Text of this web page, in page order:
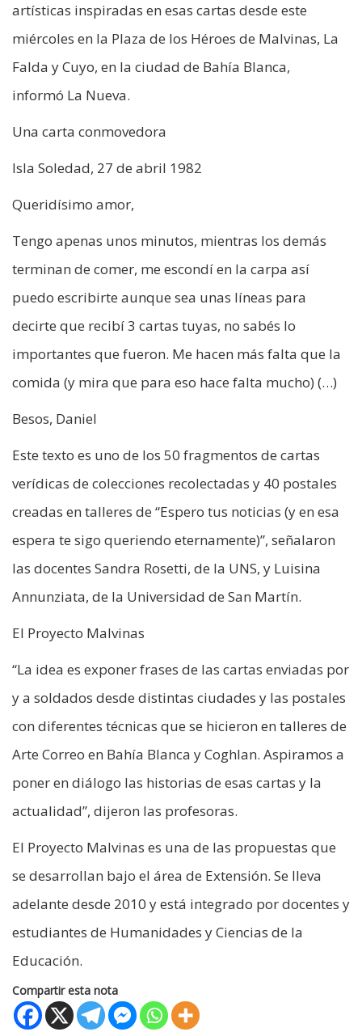
artísticas inspiradas en esas cartas desde este
miércoles en la Plaza de los Héroes de Malvinas, La
Falda y Cuyo, en la ciudad de Bahía Blanca,
informó La Nueva.
Una carta conmovedora
Isla Soledad, 27 de abril 1982
Queridísimo amor,
Tengo apenas unos minutos, mientras los demás
terminan de comer, me escondí en la carpa así
puedo escribirte aunque sea unas líneas para
decirte que recibí 3 cartas tuyas, no sabés lo
importantes que fueron. Me hacen más falta que la
comida (y mira que para eso hace falta mucho) (…)
Besos, Daniel
Este texto es uno de los 50 fragmentos de cartas
verídicas de colecciones recolectadas y 40 postales
creadas en talleres de “Espero tus noticias (y en esa
espera te sigo queriendo eternamente)”, señalaron
las docentes Sandra Rosetti, de la UNS, y Luisina
Annunziata, de la Universidad de San Martín.
El Proyecto Malvinas
“La idea es exponer frases de las cartas enviadas por
y a soldados desde distintas ciudades y las postales
con diferentes técnicas que se hicieron en talleres de
Arte Correo en Bahía Blanca y Coghlan. Aspiramos a
poner en diálogo las historias de esas cartas y la
actualidad”, dijeron las profesoras.
El Proyecto Malvinas es una de las propuestas que
se desarrollan bajo el área de Extensión. Se lleva
adelante desde 2010 y está integrado por docentes y
estudiantes de Humanidades y Ciencias de la
Educación.
Compartir esta nota